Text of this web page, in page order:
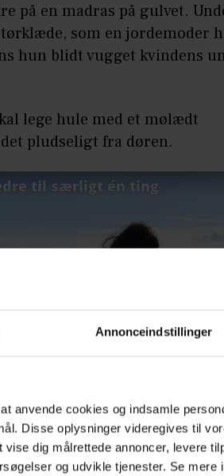
Annonceindstillinger
anvende cookies og indsamle
Disse oplysninger videregives til
dig målrettede annoncer, levere
og udvikle tjenester. Se mere
på en madras på gulvet.
som en jordemoder
hun blidt vugget kvindens
lege hule med et mølædt
pludseligt fra døren.